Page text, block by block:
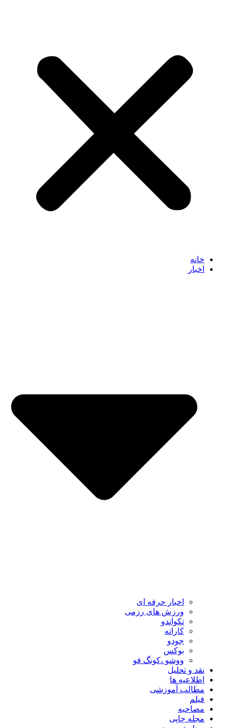
خانه
اخبار
اخبار حرفه ای
ورزش های رزمی
تکواندو
کاراته
جودو
بوکس
ووشو ،کونگ فو
نقد و تحلیل
اطلاعیه ها
مطالب آموزشی
فیلم
مصاحبه
مجله چاپی